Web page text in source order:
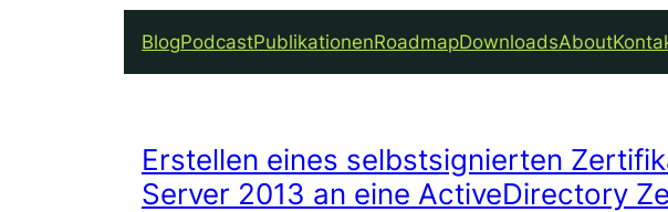
BlogPodcastPublikationenRoadmapDownloadsAbout
Erstellen eines selbstsignierten
Server 2013 an eine ActiveDirectory